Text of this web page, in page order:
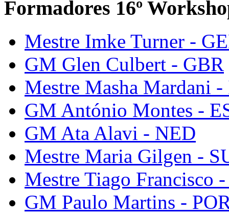
Formadores 16º
Mestre Imke Turner -
GM Glen Culbert - GBR
Mestre Masha Mardani
GM António Montes -
GM Ata Alavi - NED
Mestre Maria Gilgen -
Mestre Tiago Francisco
GM Paulo Martins -